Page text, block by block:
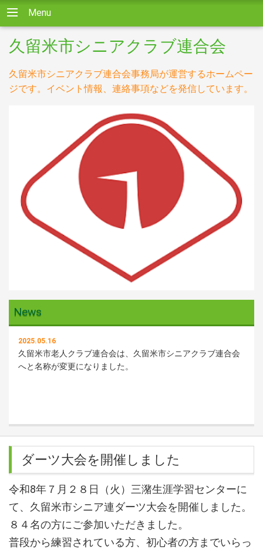
Menu
久留米市シニアクラブ連合会
久留米市シニアクラブ連合会事務局が運営するホームペー
ジです。イベント情報、連絡事項などを発信しています。
News
2025.05.16
久留米市老人クラブ連合会は、久留米市シニアクラブ連合会
へと名称が変更になりました。
ダーツ大会を開催しました
令和8年７月２８日（火）三潴生涯学習センターに
て、久留米市シニア連ダーツ大会を開催しました。
８４名の方にご参加いただきました。
普段から練習されている方、初心者の方までいらっ